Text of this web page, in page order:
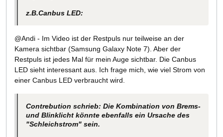
z.B.Canbus LED:
@Andi - Im Video ist der Restpuls nur teilweise an der
Kamera sichtbar (Samsung Galaxy Note 7). Aber der
Restpuls ist jedes Mal für mein Auge sichtbar. Die Canbus
LED sieht interessant aus. Ich frage mich, wie viel Strom von
einer Canbus LED verbraucht wird.
Contrebution schrieb: Die Kombination von Brems-
und Blinklicht könnte ebenfalls ein Ursache des
"Schleichstrom" sein.